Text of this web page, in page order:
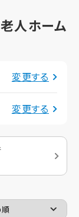
人ホーム
変更する
変更する